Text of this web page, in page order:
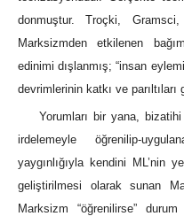
donmuştur. Troçki,
Marksizmden etkilenen
edinimi dışlanmış; “insan
devrimlerinin katkı ve parıltıları
Yorumları bir yana,
irdelemeyle öğrenilip-
yaygınlığıyla kendini ML’nin
geliştirilmesi olarak sunan
Marksizm “öğrenilirse”